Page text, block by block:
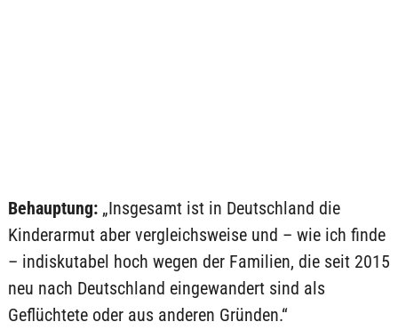
Behauptung:„Insgesamt ist in Deutschland die
Kinderarmut aber vergleichsweise und – wie ich finde
– indiskutabel hoch wegen der Familien, die seit 2015
neu nach Deutschland eingewandert sind als
Geflüchtete oder aus anderen Gründen.“